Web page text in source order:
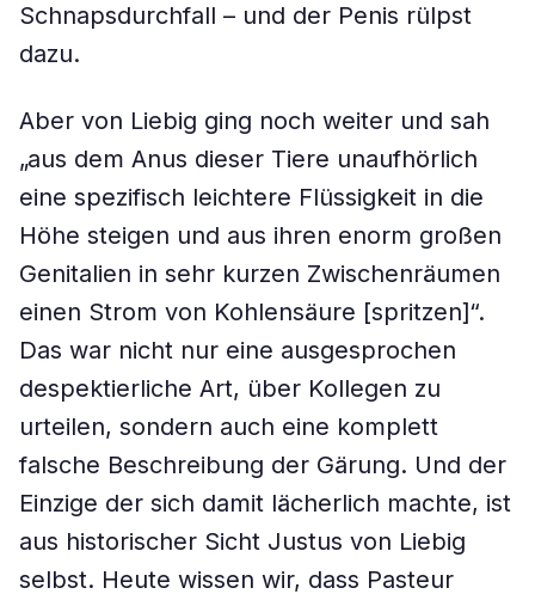
Schnapsdurchfall – und der Penis rülpst
dazu.
Aber von Liebig ging noch weiter und sah
„aus dem Anus dieser Tiere unaufhörlich
eine spezifisch leichtere Flüssigkeit in die
Höhe steigen und aus ihren enorm großen
Genitalien in sehr kurzen Zwischenräumen
einen Strom von Kohlensäure [spritzen]“.
Das war nicht nur eine ausgesprochen
despektierliche Art, über Kollegen zu
urteilen, sondern auch eine komplett
falsche Beschreibung der Gärung. Und der
Einzige der sich damit lächerlich machte, ist
aus historischer Sicht Justus von Liebig
selbst. Heute wissen wir, dass Pasteur